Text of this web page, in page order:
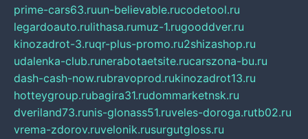
prime-cars63.ruun-believable.rucodetool.ru
legardoauto.rulithasa.rumuz-1.rugooddver.ru
kinozadrot-3.ruqr-plus-promo.ru2shizashop.ru
udalenka-club.runerabotaetsite.rucarszona-bu.ru
dash-cash-now.rubravoprod.rukinozadrot13.ru
hotteygroup.rubagira31.rudommarketnsk.ru
dveriland73.runis-glonass51.ruveles-doroga.rutb02.ru
vrema-zdorov.ruvelonik.rusurgutgloss.ru